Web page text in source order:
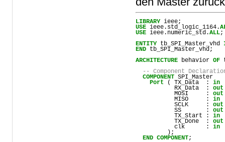
LIBRARY ieee;
USE ieee. std_logic_1164.
USE ieee. numeric_std .ALL;
ENTITY
tb_SPI_Master_vhd
END
tb_SPI_Master_vhd ;
ARCHITECTURE
behavior OF
-- Component
COMPONENT SPI_Master
Port ( TX_Data
  :
in
RX_Data
  :
out
MOSI
     :
out
MISO
     :
in
SCLK
     :
out
SS
       :
out
TX_Start : in
TX_Done
  :
out
clk
      :
in
         );
END COMPONENT;